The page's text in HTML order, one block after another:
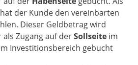
der Kunde den vereinbarten
Dieser Geldbetrag wird
Zugang auf derSollseite im
Investitionsbereich gebucht